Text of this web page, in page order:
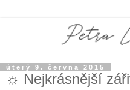
úterý 9. června 2015
☼ Nejkrásnější